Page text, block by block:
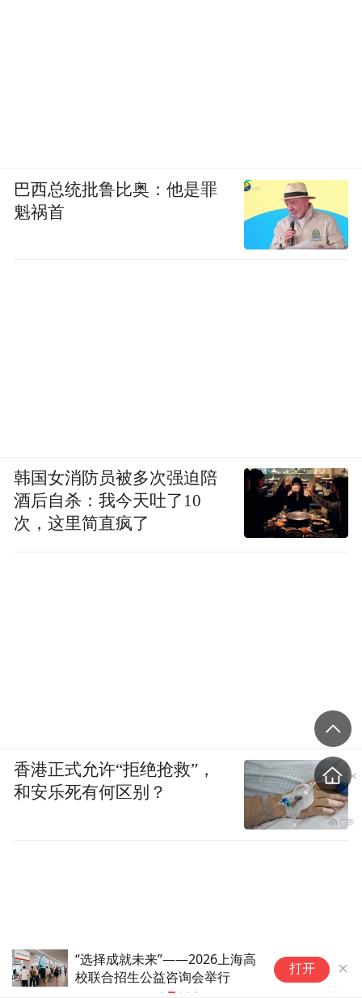
“选择成就未来”——2026上海高
校联合招生公益咨询会举行
打开
巴西总统批鲁比奥：他是罪
魁祸首
韩国女消防员被多次强迫陪
酒后自杀：我今天吐了10
次，这里简直疯了
香港正式允许“拒绝抢救”，
和安乐死有何区别？